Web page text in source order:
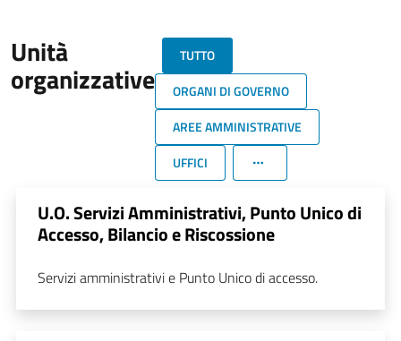
Unità
organizzative
TUTTO
ORGANI DI GOVERNO
AREE AMMINISTRATIVE
UFFICI
U.O. Servizi Amministrativi, Punto Unico di
Accesso, Bilancio e Riscossione
Servizi amministrativi e Punto Unico di accesso.